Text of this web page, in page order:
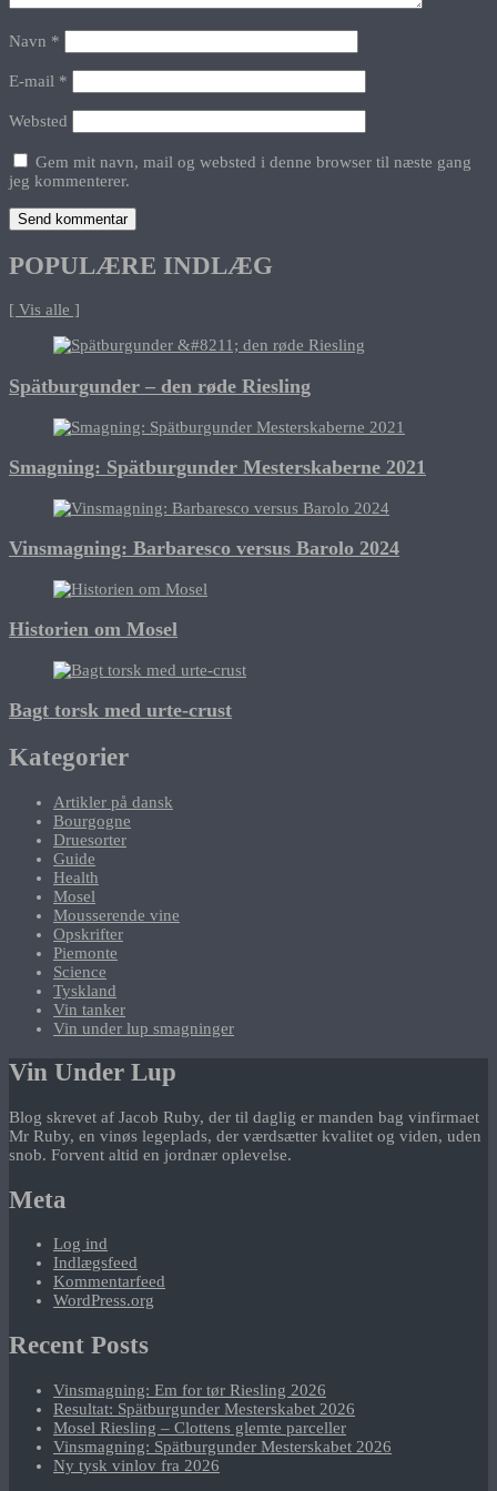
Navn *
E-mail *
Websted
Gem mit navn, mail og websted i denne browser til næste gang
jeg kommenterer.
POPULÆRE INDLÆG
[ Vis alle ]
Spätburgunder – den røde Riesling
Smagning: Spätburgunder Mesterskaberne 2021
Vinsmagning: Barbaresco versus Barolo 2024
Historien om Mosel
Bagt torsk med urte-crust
Kategorier
Artikler på dansk
Bourgogne
Druesorter
Guide
Health
Mosel
Mousserende vine
Opskrifter
Piemonte
Science
Tyskland
Vin tanker
Vin under lup smagninger
Vin Under Lup
Blog skrevet af Jacob Ruby, der til daglig er manden bag vinfirmaet
Mr Ruby, en vinøs legeplads, der værdsætter kvalitet og viden, uden
snob. Forvent altid en jordnær oplevelse.
Meta
Log ind
Indlægsfeed
Kommentarfeed
WordPress.org
Recent Posts
Vinsmagning: Em for tør Riesling 2026
Resultat: Spätburgunder Mesterskabet 2026
Mosel Riesling – Clottens glemte parceller
Vinsmagning: Spätburgunder Mesterskabet 2026
Ny tysk vinlov fra 2026